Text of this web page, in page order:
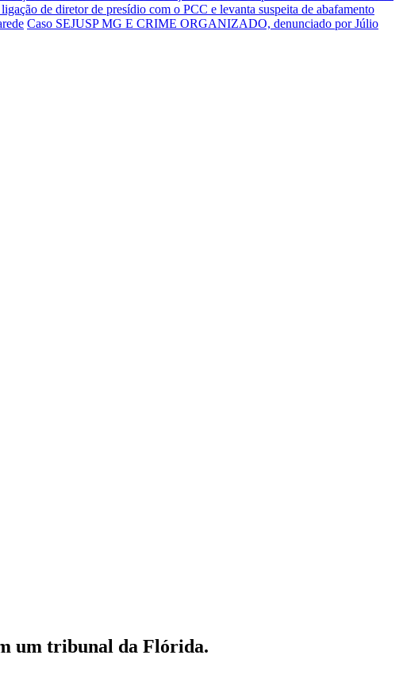
de diretor de presídio com o PCC e levanta suspeita de abafamento
Caso SEJUSP MG E CRIME ORGANIZADO, denunciado por Júlio
um tribunal da Flórida.